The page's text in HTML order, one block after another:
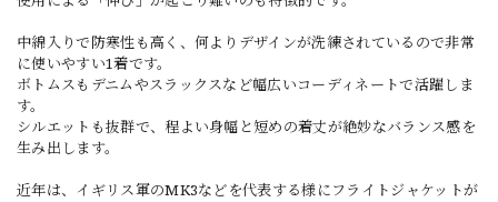
中綿入りで防寒性も高く、何よりデザインが洗練されているので非常
に使いやすい1着です。
ボトムスもデニムやスラックスなど幅広いコーディネートで活躍しま
す。
シルエットも抜群で、程よい身幅と短めの着丈が絶妙なバランス感を
生み出します。
近年は、イギリス軍のMK3などを代表する様にフライトジャケットが